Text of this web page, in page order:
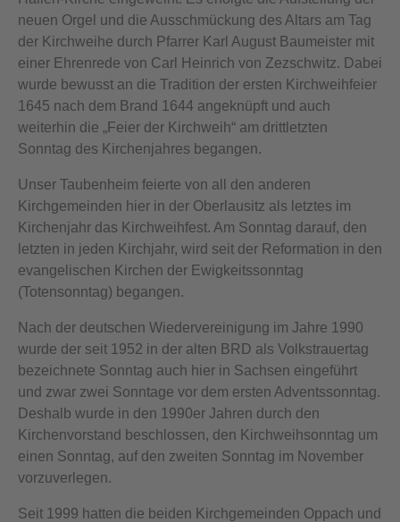
neuen Orgel und die Ausschmückung des Altars am Tag
der Kirchweihe durch Pfarrer Karl August Baumeister mit
einer Ehrenrede von Carl Heinrich von Zezschwitz. Dabei
wurde bewusst an die Tradition der ersten Kirchweihfeier
1645 nach dem Brand 1644 angeknüpft und auch
weiterhin die „Feier der Kirchweih“ am drittletzten
Sonntag des Kirchenjahres begangen.
Unser Taubenheim feierte von all den anderen
Kirchgemeinden hier in der Oberlausitz als letztes im
Kirchenjahr das Kirchweihfest. Am Sonntag darauf, den
letzten in jeden Kirchjahr, wird seit der Reformation in den
evangelischen Kirchen der Ewigkeitssonntag
(Totensonntag) begangen.
Nach der deutschen Wiedervereinigung im Jahre 1990
wurde der seit 1952 in der alten BRD als Volkstrauertag
bezeichnete Sonntag auch hier in Sachsen eingeführt
und zwar zwei Sonntage vor dem ersten Adventssonntag.
Deshalb wurde in den 1990er Jahren durch den
Kirchenvorstand beschlossen, den Kirchweihsonntag um
einen Sonntag, auf den zweiten Sonntag im November
vorzuverlegen.
Seit 1999 hatten die beiden Kirchgemeinden Oppach und